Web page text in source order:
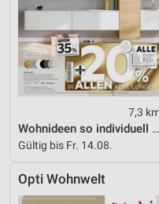
7,3
Wohnideen so individuell wie du!
Gültig bis Fr. 14.08.
Opti Wohnwelt
Analyse von Zielgruppen
Kombinationen von
Quellen
Entwicklung und
Verwendung reduzierter
Inhalten
IAB-Besonderheiten:
Verwendung genauer